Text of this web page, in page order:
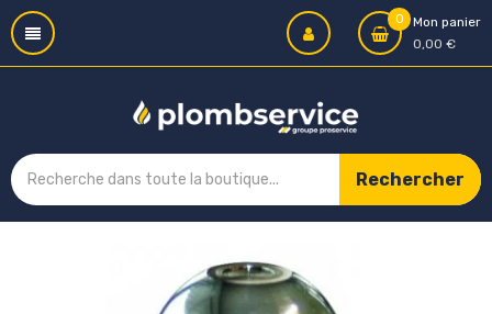
0
Mon panier
0,00 €
Rechercher